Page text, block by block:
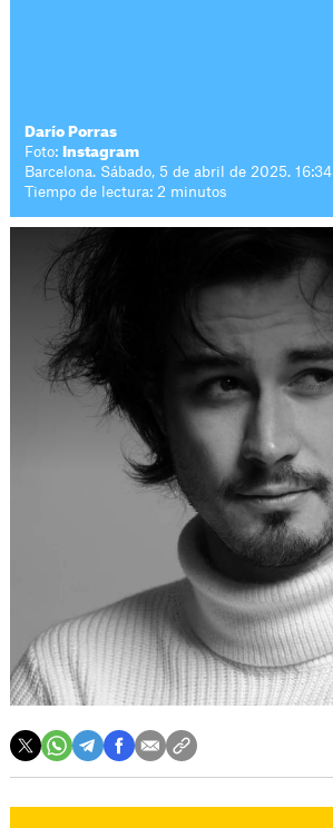
Darío Porras
Foto:
Instagram
Barcelona. Sábado, 5 de abril de 2025. 16:34
Tiempo de lectura: 2 minutos